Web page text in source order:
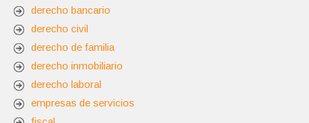
derecho bancario
derecho civil
derecho de familia
derecho inmobiliario
derecho laboral
empresas de servicios